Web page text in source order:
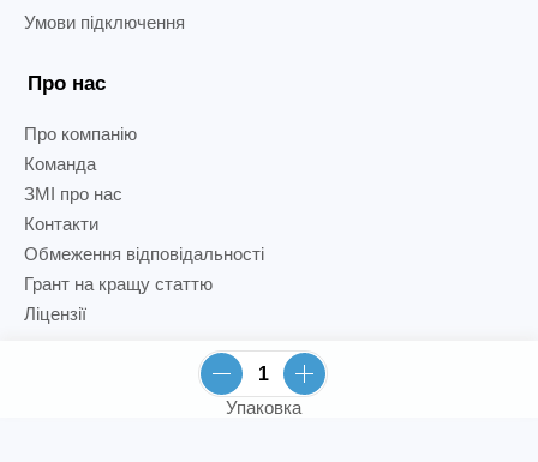
Упаковка
Умови підключення
Про нас
Про компанію
Команда
ЗМІ про нас
Контакти
Обмеження відповідальності
Грант на кращу статтю
Ліцензії